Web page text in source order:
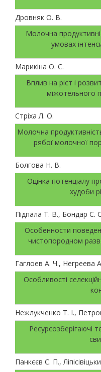
Дровняк О. В.
Молочна
умовах
Марикіна О. С.
Вплив на ріст і
міжотельного
Стріха Л. О.
Молочна
рябої молочної
Болгова Н. В.
Оцінка потенціалу
худоби
Підпала Т. В., Бондар С.
Особенности
чистопородном
Гаглоев А. Ч., Негреева
Особливості
Нежлукченко Т. І.,
Ресурсозберігаючі
Панкєєв С. П.,